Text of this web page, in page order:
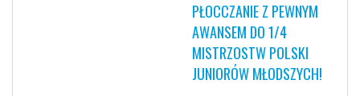
PŁOCCZANIE Z PEWNYM
AWANSEM DO 1/4
MISTRZOSTW POLSKI
JUNIORÓW MŁODSZYCH!